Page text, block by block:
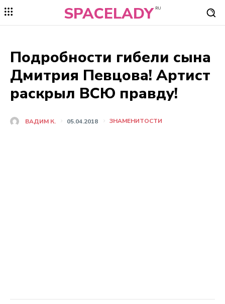
SPACELADY RU
Подробности гибели сына
Дмитрия Певцова! Артист
раскрыл ВСЮ правду!
ВАДИМ К. 05.04.2018 ЗНАМЕНИТОСТИ